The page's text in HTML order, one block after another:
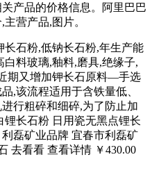
产品的价格信息。阿里巴巴
营产品,图片。
长石粉,低钠长石粉,年生产能
料玻璃,釉料,磨具,绝缘子,
期又增加钾长石原料—手选
流程适用于含铁量低、
行粗碎和细碎,为了防止加
长石粉 日用瓷无黑点锂长
磊矿业品牌 宜春市利磊矿
去看看 查看详情 ￥430.00